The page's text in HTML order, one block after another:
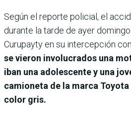
Según el reporte policial, el
durante la tarde de ayer
Curupayty en su intercepción
se vieron involucrados una
iban una adolescente y una
camioneta de la marca
color gris.